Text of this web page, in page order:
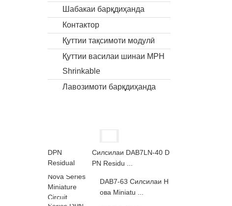
Шабакаи барқдиҳанда
Контактор
Қуттии тақсимоти модулӣ
Қуттии василаи шинаи MPH
Shrinkable
Лавозимоти барқдиҳанда
Силсилаи DAB7LN-40 D
PN Residu ...
DAB7-63 Силсилаи Н
ова Miniatu ...